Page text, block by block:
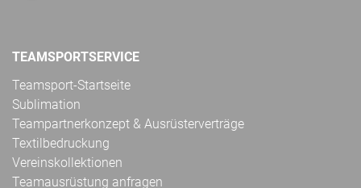
TEAMSPORTSERVICE
Teamsport-Startseite
Sublimation
Teampartnerkonzept & Ausrüsterverträge
Textilbedruckung
Vereinskollektionen
Teamausrüstung anfragen